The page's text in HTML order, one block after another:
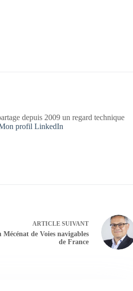
depuis 2009 un regard technique
profil LinkedIn
ARTICLESUIVANT
de Voies navigables
de France